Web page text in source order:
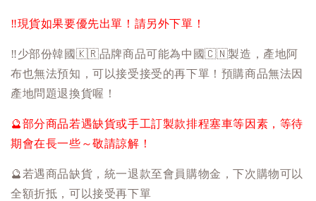
‼️現貨如果要優先出單！請另外下單！
‼️少部份韓國 🇰🇷品牌商品可能為中國🇨🇳製造，產地阿
布也無法預知，可以接受接受的再下單！預購商品無法因
產地問題退換貨喔！
🔮部分商品若遇缺貨或手工訂製款排程塞車等因素，等待
期會在長一些～敬請諒解！
🔮 若遇商品缺貨，統一退款至會員購物金，下次購物可以
全額折抵，可以接受再下單